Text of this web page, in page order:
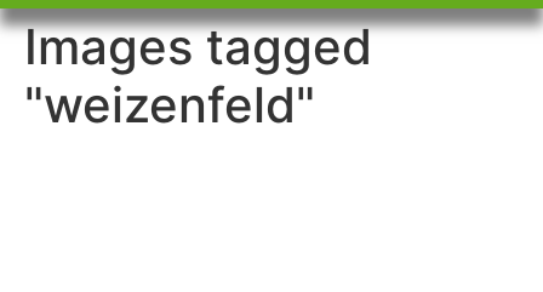
Willkommen!
Energie • Viehhandel •
Images tagged
"weizenfeld"